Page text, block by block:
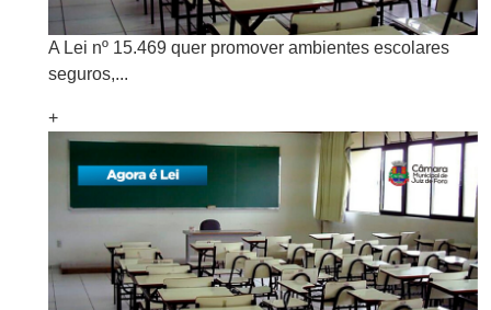
A Lei nº 15.469 quer promover ambientes escolares
seguros,...
+